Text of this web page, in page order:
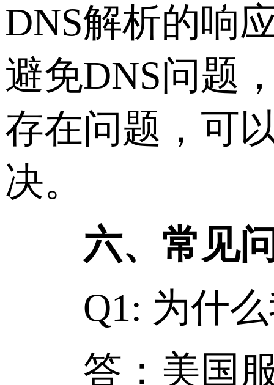
DNS解析的响
避免DNS问题
存在问题，可
决。
六、常见
Q1: 为什么
答：美国服